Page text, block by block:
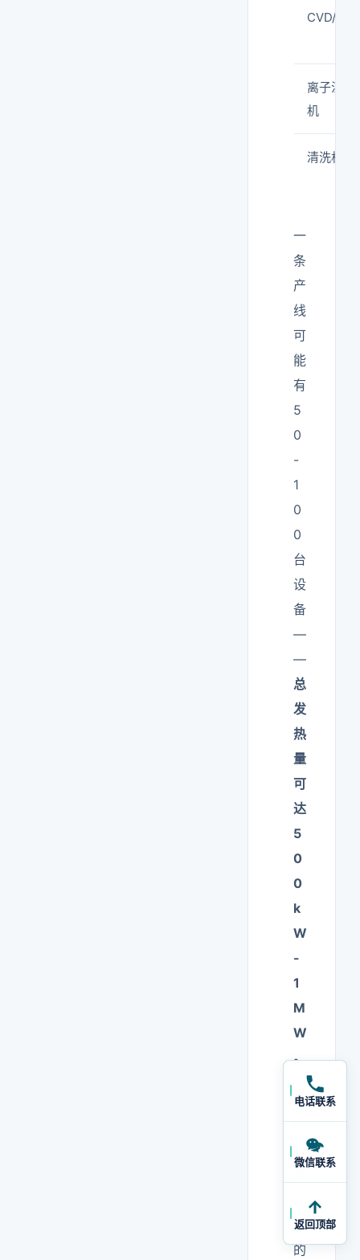
CVD/PVD
离子注入
机
清洗机
一
条
产
线
可
能
有
5
0
-
1
0
0
台
设
备
—
—
总
发
热
量
可
达
5
0
0
k
W
-
1
M
W
。
这
些
生
的
电话联系
微信联系
返回顶部